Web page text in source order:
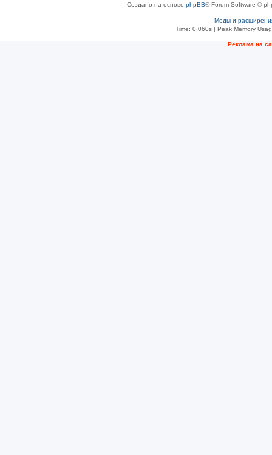
Создано на основе phpBB® Forum Software ©
Моды и
Time: 0.060s| Peak Memory
Рeклама на